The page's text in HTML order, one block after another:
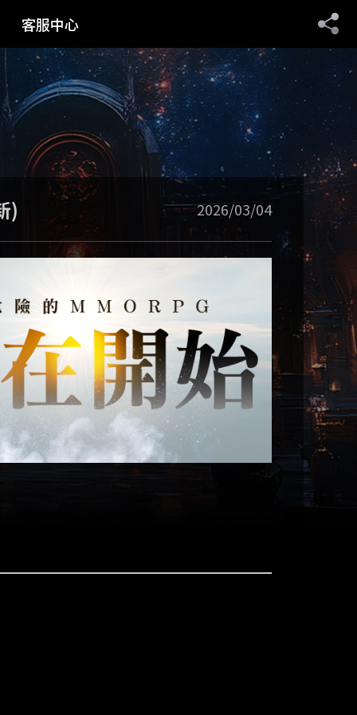
客服中心
聯繫客服
序號兌換
停權名單
遊戲規章
) 2026/03/04